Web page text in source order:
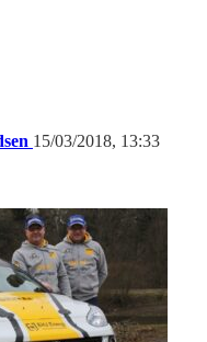
15/03/2018, 13:33